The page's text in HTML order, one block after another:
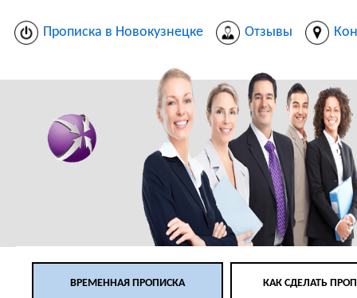
Прописка в Новокузнецке Отзывы
ВРЕМЕННАЯ ПРОПИСКА КАК СДЕЛАТЬ